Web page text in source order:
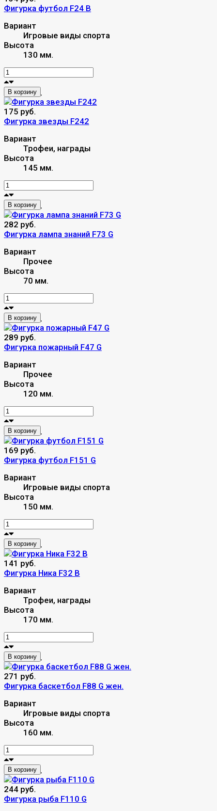
Фигурка футбол F24 B
Вариант
Игровые виды спорта
Высота
130 мм.
В корзину
175 руб.
Фигурка звезды F242
Вариант
Трофеи, награды
Высота
145 мм.
В корзину
282 руб.
Фигурка лампа знаний F73 G
Вариант
Прочее
Высота
70 мм.
В корзину
289 руб.
Фигурка пожарный F47 G
Вариант
Прочее
Высота
120 мм.
В корзину
169 руб.
Фигурка футбол F151 G
Вариант
Игровые виды спорта
Высота
150 мм.
В корзину
141 руб.
Фигурка Ника F32 B
Вариант
Трофеи, награды
Высота
170 мм.
В корзину
271 руб.
Фигурка баскетбол F88 G жен.
Вариант
Игровые виды спорта
Высота
160 мм.
В корзину
244 руб.
Фигурка рыба F110 G